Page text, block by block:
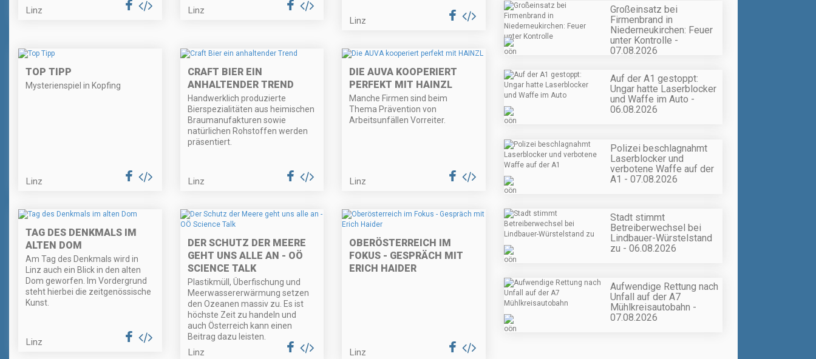
Linz Linz
Linz
TOP TIPP
Mysterienspiel in Kopfing
Linz
CRAFT BIER EIN
ANHALTENDER TREND
Handwerklich produzierte
Bierspezialitäten aus heimischen
Braumanufakturen sowie
natürlichen Rohstoffen werden
präsentiert.
Linz
DIE AUVA KOOPERIERT
PERFEKT MIT HAINZL
Manche Firmen sind beim
Thema Prävention von
Arbeitsunfällen Vorreiter.
Linz
TAG DES DENKMALS IM
ALTEN DOM
Am Tag des Denkmals wird in
Linz auch ein Blick in den alten
Dom geworfen. Im Vordergrund
steht hierbei die zeitgenössische
Kunst.
Linz
DER SCHUTZ DER MEERE
GEHT UNS ALLE AN - OÖ
SCIENCE TALK
Plastikmüll, Überfischung und
Meerwassererwärmung setzen
den Ozeanen massiv zu. Es ist
höchste Zeit zu handeln und
auch Österreich kann einen
Beitrag dazu leisten.
Linz
OBERÖSTERREICH IM
FOKUS - GESPRÄCH MIT
ERICH HAIDER
Linz
Großeinsatz bei
Firmenbrand in
Niederneukirchen: Feuer
unter Kontrolle -
07.08.2026
Auf der A1 gestoppt:
Ungar hatte Laserblocker
und Waffe im Auto -
06.08.2026
Polizei beschlagnahmt
Laserblocker und
verbotene Waffe auf der
A1 - 07.08.2026
Stadt stimmt
Betreiberwechsel bei
Lindbauer-Würstelstand
zu - 06.08.2026
Aufwendige Rettung nach
Unfall auf der A7
Mühlkreisautobahn -
07.08.2026